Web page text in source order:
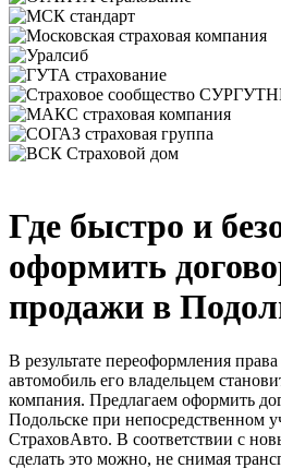
Где быстро и
оформить
продажи в
В результате переоформления
автомобиль его владельцем
компания. Предлагаем оформить
Подольске при непосредственном
СтраховАвто. В соответствии с
сделать это можно, не снимая